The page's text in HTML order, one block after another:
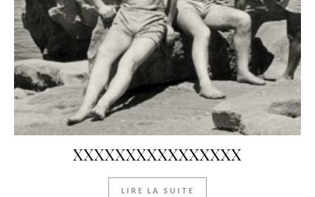
XXXXXXXXXXXXXXXX
LIRE LA SUITE